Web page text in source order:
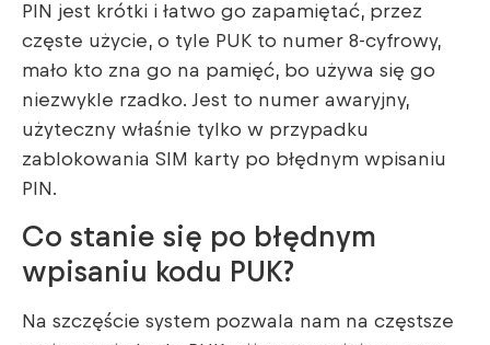
PIN jest krótki i łatwo go zapamiętać, przez
częste użycie, o tyle PUK to numer 8-cyfrowy,
mało kto zna go na pamięć, bo używa się go
niezwykle rzadko. Jest to numer awaryjny,
użyteczny właśnie tylko w przypadku
zablokowania SIM karty po błędnym wpisaniu
PIN.
Co stanie się po błędnym
wpisaniu kodu PUK?
Na szczęście system pozwala nam na częstsze